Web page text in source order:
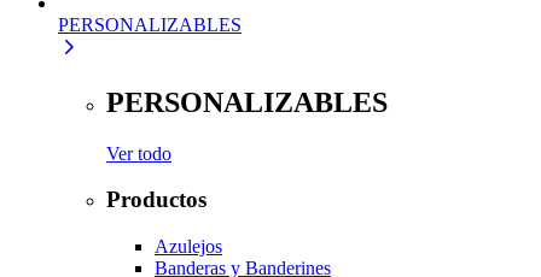
PERSONALIZABLES
PERSONALIZABLES
Ver todo
Productos
Azulejos
Banderas y Banderines